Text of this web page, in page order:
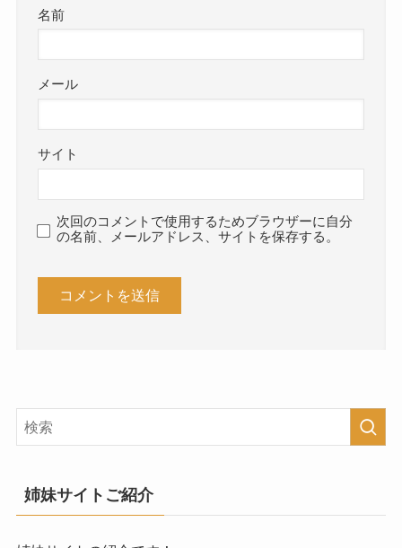
名前
メール
サイト
次回のコメントで使用するためブラウザーに自分
の名前、メールアドレス、サイトを保存する。
姉妹サイトご紹介